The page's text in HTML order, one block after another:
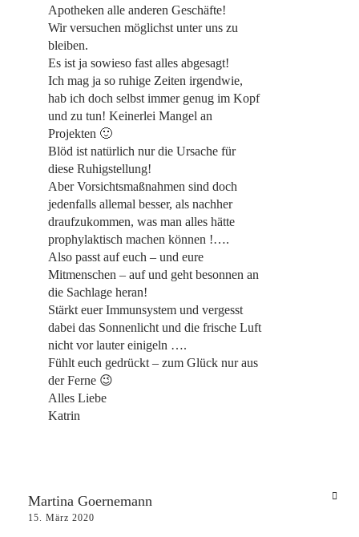
Apotheken alle anderen Geschäfte!
Wir versuchen möglichst unter uns zu
bleiben.
Es ist ja sowieso fast alles abgesagt!
Ich mag ja so ruhige Zeiten irgendwie,
hab ich doch selbst immer genug im Kopf
und zu tun! Keinerlei Mangel an
Projekten 🙂
Blöd ist natürlich nur die Ursache für
diese Ruhigstellung!
Aber Vorsichtsmaßnahmen sind doch
jedenfalls allemal besser, als nachher
draufzukommen, was man alles hätte
prophylaktisch machen können !….
Also passt auf euch – und eure
Mitmenschen – auf und geht besonnen an
die Sachlage heran!
Stärkt euer Immunsystem und vergesst
dabei das Sonnenlicht und die frische Luft
nicht vor lauter einigeln ….
Fühlt euch gedrückt – zum Glück nur aus
der Ferne 😉
Alles Liebe
Katrin
Martina Goernemann
15. März 2020